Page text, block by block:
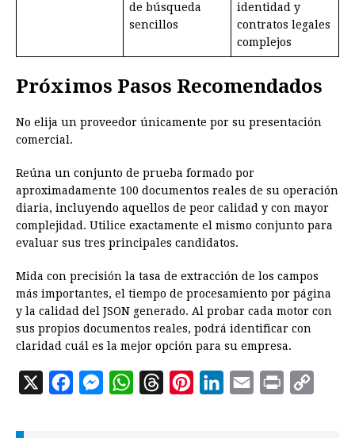
de búsqueda
sencillos
identidad y
contratos legales
complejos
Próximos Pasos Recomendados
No elija un proveedor únicamente por su presentación
comercial.
Reúna un conjunto de prueba formado por
aproximadamente 100 documentos reales de su operación
diaria, incluyendo aquellos de peor calidad y con mayor
complejidad. Utilice exactamente el mismo conjunto para
evaluar sus tres principales candidatos.
Mida con precisión la tasa de extracción de los campos
más importantes, el tiempo de procesamiento por página
y la calidad del JSON generado. Al probar cada motor con
sus propios documentos reales, podrá identificar con
claridad cuál es la mejor opción para su empresa.
X
M
W